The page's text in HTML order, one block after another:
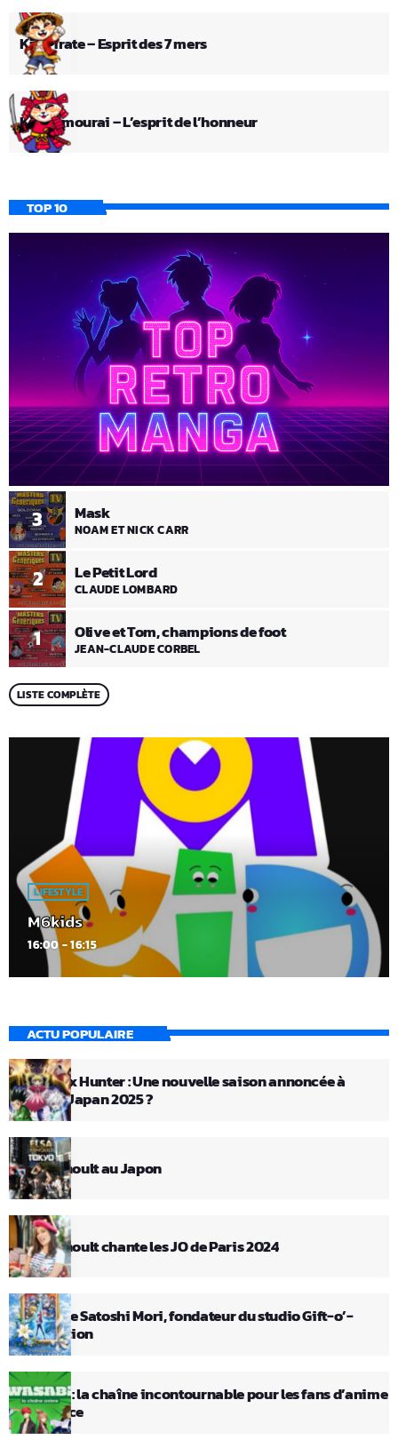
Kid Pirate – Esprit des 7 mers
Kid Samourai – L’esprit de l’honneur
TOP 10
1 Olive et Tom, champions de foot
JEAN-CLAUDE CORBEL
2 Le Petit Lord
CLAUDE LOMBARD
3 Mask
NOAM ET NICK CARR
LISTE COMPLÈTE
LIFESTYLE
M6kids
16:00 - 16:15
ACTU POPULAIRE
Hunter x Hunter : Une nouvelle saison annoncée à
Anime Japan 2025 ?
Elsa Esnoult au Japon
Elsa Esnoult chante les JO de Paris 2024
Décès de Satoshi Mori, fondateur du studio Gift-o’-
Animation
Wasabi : la chaîne incontournable pour les fans d’anime
en France